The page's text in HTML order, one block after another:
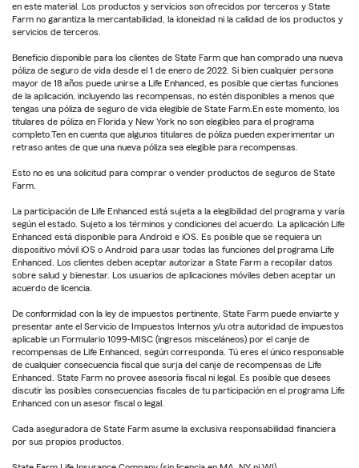
en este material. Los productos y servicios son ofrecidos por terceros y State
Farm no garantiza la mercantabilidad, la idoneidad ni la calidad de los productos y
servicios de terceros.
Beneficio disponible para los clientes de State Farm que han comprado una nueva
póliza de seguro de vida desde el 1 de enero de 2022. Si bien cualquier persona
mayor de 18 años puede unirse a Life Enhanced, es posible que ciertas funciones
de la aplicación, incluyendo las recompensas, no estén disponibles a menos que
tengas una póliza de seguro de vida elegible de State Farm.En este momento, los
titulares de póliza en Florida y New York no son elegibles para el programa
completo.Ten en cuenta que algunos titulares de póliza pueden experimentar un
retraso antes de que una nueva póliza sea elegible para recompensas.
Esto no es una solicitud para comprar o vender productos de seguros de State
Farm.
La participación de Life Enhanced está sujeta a la elegibilidad del programa y varía
según el estado. Sujeto a los términos y condiciones del acuerdo. La aplicación Life
Enhanced está disponible para Android e iOS. Es posible que se requiera un
dispositivo móvil iOS o Android para usar todas las funciones del programa Life
Enhanced. Los clientes deben aceptar autorizar a State Farm a recopilar datos
sobre salud y bienestar. Los usuarios de aplicaciones móviles deben aceptar un
acuerdo de licencia.
De conformidad con la ley de impuestos pertinente, State Farm puede enviarte y
presentar ante el Servicio de Impuestos Internos y/u otra autoridad de impuestos
aplicable un Formulario 1099-MISC (ingresos misceláneos) por el canje de
recompensas de Life Enhanced, según corresponda. Tú eres el único responsable
de cualquier consecuencia fiscal que surja del canje de recompensas de Life
Enhanced. State Farm no provee asesoría fiscal ni legal. Es posible que desees
discutir las posibles consecuencias fiscales de tu participación en el programa Life
Enhanced con un asesor fiscal o legal.
Cada aseguradora de State Farm asume la exclusiva responsabilidad financiera
por sus propios productos.